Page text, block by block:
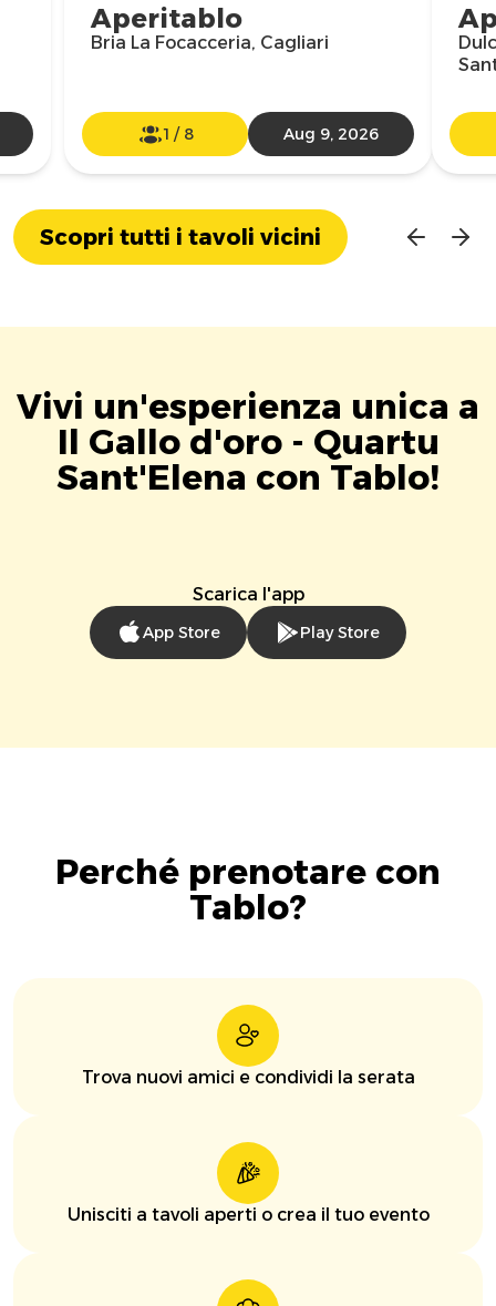
Aperitablo
Bria La Focacceria, Cagliari
1 / 8 Aug 9, 2026
Scopri tutti i tavoli vicini
Vivi un'esperienza unica a
Il Gallo d'oro - Quartu
Sant'Elena con Tablo!
Scarica l'app
App Store Play Store
Perché prenotare con
Tablo?
Trova nuovi amici e condividi la serata
Unisciti a tavoli aperti o crea il tuo evento